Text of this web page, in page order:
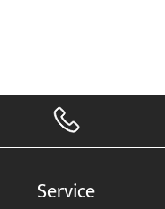
Service